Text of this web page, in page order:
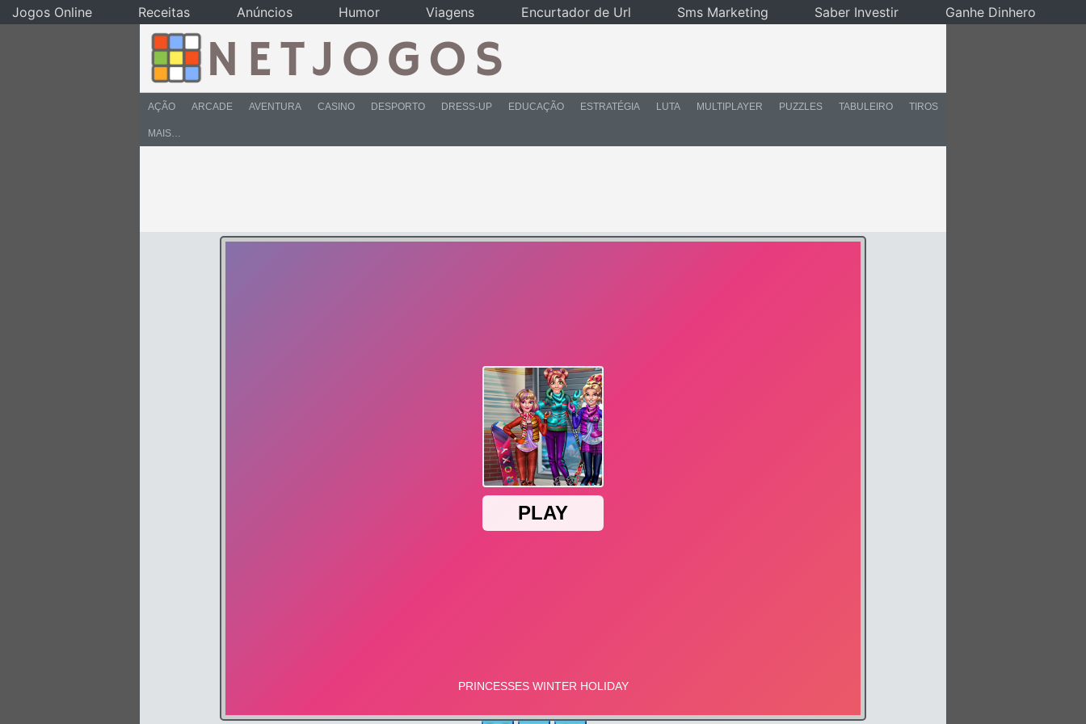
AÇÃO ARCADE AVENTURA CASINO DESPORTO DRESS-UP EDUCAÇÃO ESTRATÉGIA LUTA MULTIPLAYER PUZZLES TABULEIRO TIROS
MAIS…
Jogos Online Receitas Anúncios Humor Viagens Encurtador de Url Sms Marketing Saber Investir Ganhe Dinhero